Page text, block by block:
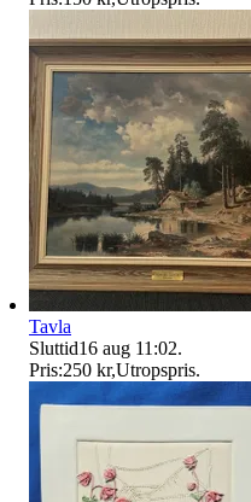
Tavla
Sluttid16 aug 11:02.
Pris:250 kr,Utropspris.